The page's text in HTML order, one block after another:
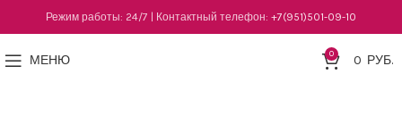
Режим работы: 24/7 | Контактный телефон: +7(951)501-09-10
МЕНЮ 0 0 РУБ.